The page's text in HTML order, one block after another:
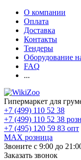
О компании
Оплата
Доставка
Контакты
Тендеры
Оборудование
FAQ
...
Гипермаркет для
+7 (499) 110 52 38
+7 (499) 110 52 38
+7 (495) 120 59 83 опт
MAX розница
Звоните с 9:00 до
Заказать звонок